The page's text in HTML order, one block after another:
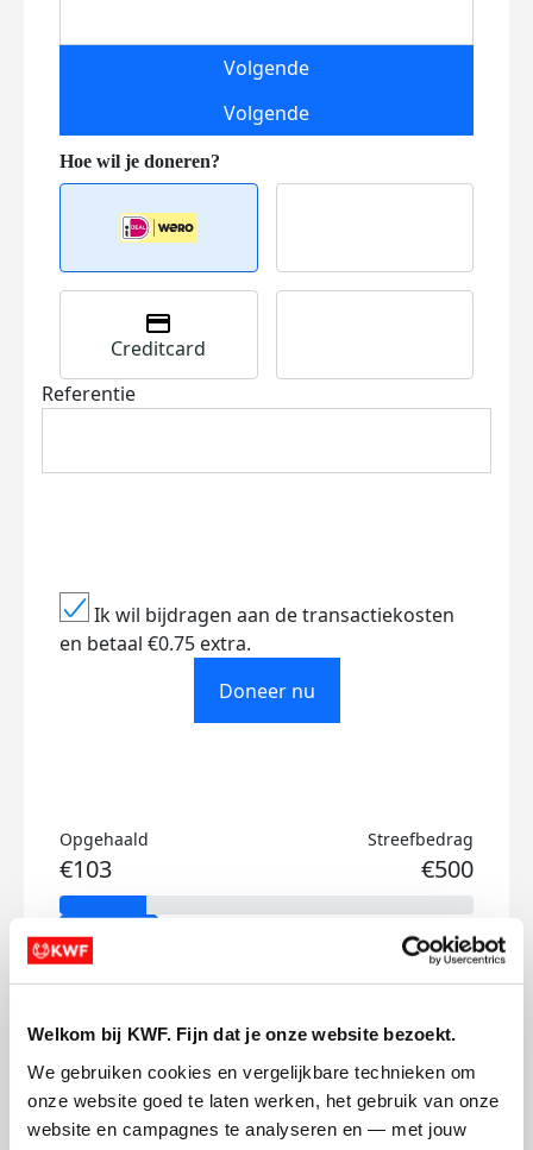
Welkom bij KWF. Fijn dat je onze website bezoekt.
We gebruiken cookies en vergelijkbare technieken om
onze website goed te laten werken, het gebruik van onze
website en campagnes te analyseren en — met jouw
Volgende
Volgende
Creditcard
Referentie
Ik wil bijdragen aan de transactiekosten
en betaal €0.75 extra.
Doneer nu
Opgehaald
€103
Streefbedrag
€500
Doneer